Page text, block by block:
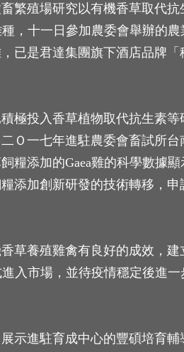
繁殖場研究以有機香草取代抗
，十一日參加農委會舉辦的農
已是君達集團旗下酒店品牌「
極投入香草植物取代抗生素等
Ｏ一七年進駐農委會畜試所台
糧添加的Gaea雞的科學數據顯
添加創新研發的技術轉移，申
草養殖雞禽有良好的成效，建
入市場，並待疫情穩定後進一
示進駐育成中心的豐碩培育輔